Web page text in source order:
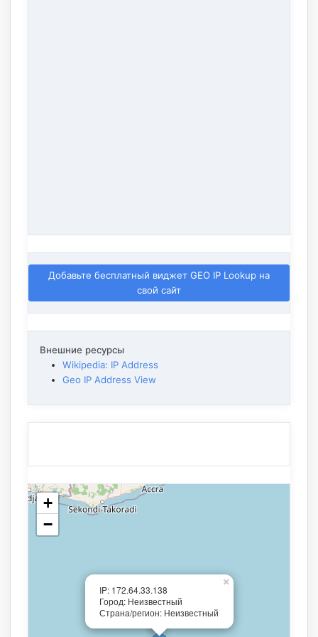
Добавьте бесплатный виджет GEO IP Lookup на
свой сайт
Внешние ресурсы
Wikipedia: IP Address
Geo IP Address View
IP: 172.64.33.138
Город: Неизвестный
Страна/регион: Неизвестный
×
+
−